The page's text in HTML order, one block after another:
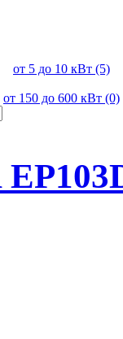
от 5 до 10 кВт (5)
от 150 до 600 кВт (0)